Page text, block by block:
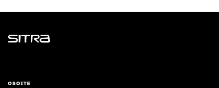
Sitra
OSOITE